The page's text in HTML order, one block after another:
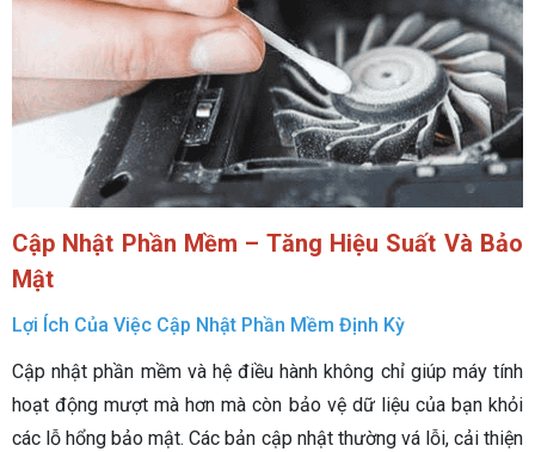
Cập Nhật Phần Mềm – Tăng Hiệu Suất Và Bảo
Mật
Lợi Ích Của Việc Cập Nhật Phần Mềm Định Kỳ
Cập nhật phần mềm và hệ điều hành không chỉ giúp máy tính
hoạt động mượt mà hơn mà còn bảo vệ dữ liệu của bạn khỏi
các lỗ hổng bảo mật. Các bản cập nhật thường vá lỗi, cải thiện